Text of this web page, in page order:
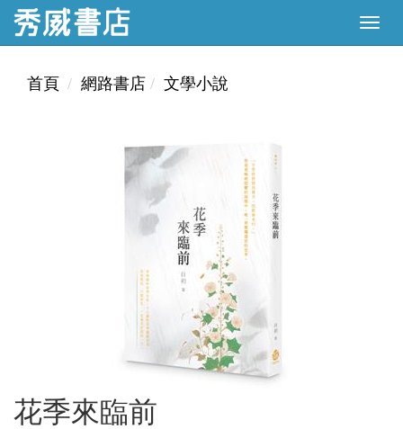
首頁 網路書店 文學小說
花季來臨前